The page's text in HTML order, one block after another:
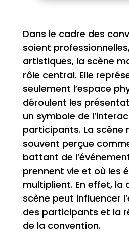
Dans le cadre des
soient
artistiques, la scène
rôle central. Elle
seulement l’espace
déroulent les
un symbole de
participants. La scène
souvent perçue
battant de
prennent vie et où les
multiplient. En effet, la
scène peut influencer
des participants et la
de la convention.